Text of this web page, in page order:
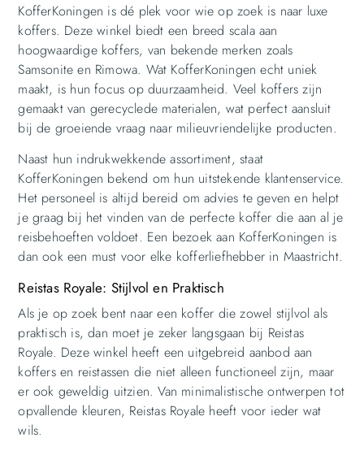
KofferKoningen is dé plek voor wie op zoek is naar luxe
koffers. Deze winkel biedt een breed scala aan
hoogwaardige koffers, van bekende merken zoals
Samsonite en Rimowa. Wat KofferKoningen echt uniek
maakt, is hun focus op duurzaamheid. Veel koffers zijn
gemaakt van gerecyclede materialen, wat perfect aansluit
bij de groeiende vraag naar milieuvriendelijke producten.
Naast hun indrukwekkende assortiment, staat
KofferKoningen bekend om hun uitstekende klantenservice.
Het personeel is altijd bereid om advies te geven en helpt
je graag bij het vinden van de perfecte koffer die aan al je
reisbehoeften voldoet. Een bezoek aan KofferKoningen is
dan ook een must voor elke kofferliefhebber in Maastricht.
Reistas Royale: Stijlvol en Praktisch
Als je op zoek bent naar een koffer die zowel stijlvol als
praktisch is, dan moet je zeker langsgaan bij Reistas
Royale. Deze winkel heeft een uitgebreid aanbod aan
koffers en reistassen die niet alleen functioneel zijn, maar
er ook geweldig uitzien. Van minimalistische ontwerpen tot
opvallende kleuren, Reistas Royale heeft voor ieder wat
wils.